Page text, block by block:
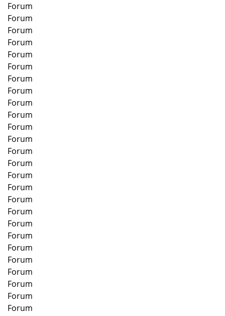
Forum
Forum
Forum
Forum
Forum
Forum
Forum
Forum
Forum
Forum
Forum
Forum
Forum
Forum
Forum
Forum
Forum
Forum
Forum
Forum
Forum
Forum
Forum
Forum
Forum
Forum